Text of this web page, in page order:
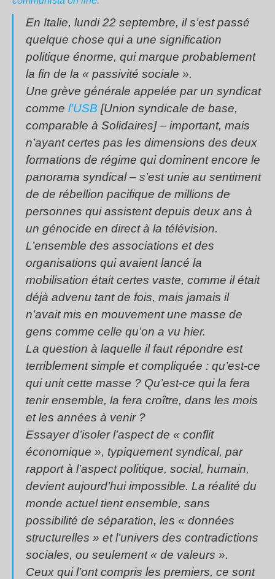
En Italie, lundi 22 septembre, il s’est passé
quelque chose qui a une signification
politique énorme, qui marque probablement
la fin de la « passivité sociale ».
Une grève générale appelée par un syndicat
comme l’USB [Union syndicale de base,
comparable à Solidaires] – important, mais
n’ayant certes pas les dimensions des deux
formations de régime qui dominent encore le
panorama syndical – s’est unie au sentiment
de de rébellion pacifique de millions de
personnes qui assistent depuis deux ans à
un génocide en direct à la télévision.
L’ensemble des associations et des
organisations qui avaient lancé la
mobilisation était certes vaste, comme il était
déjà advenu tant de fois, mais jamais il
n’avait mis en mouvement une masse de
gens comme celle qu’on a vu hier.
La question à laquelle il faut répondre est
terriblement simple et compliquée : qu’est-ce
qui unit cette masse ? Qu’est-ce qui la fera
tenir ensemble, la fera croître, dans les mois
et les années à venir ?
Essayer d’isoler l’aspect de « conflit
économique », typiquement syndical, par
rapport à l’aspect politique, social, humain,
devient aujourd’hui impossible. La réalité du
monde actuel tient ensemble, sans
possibilité de séparation, les « données
structurelles » et l’univers des contradictions
sociales, ou seulement « de valeurs ».
Ceux qui l’ont compris les premiers, ce sont